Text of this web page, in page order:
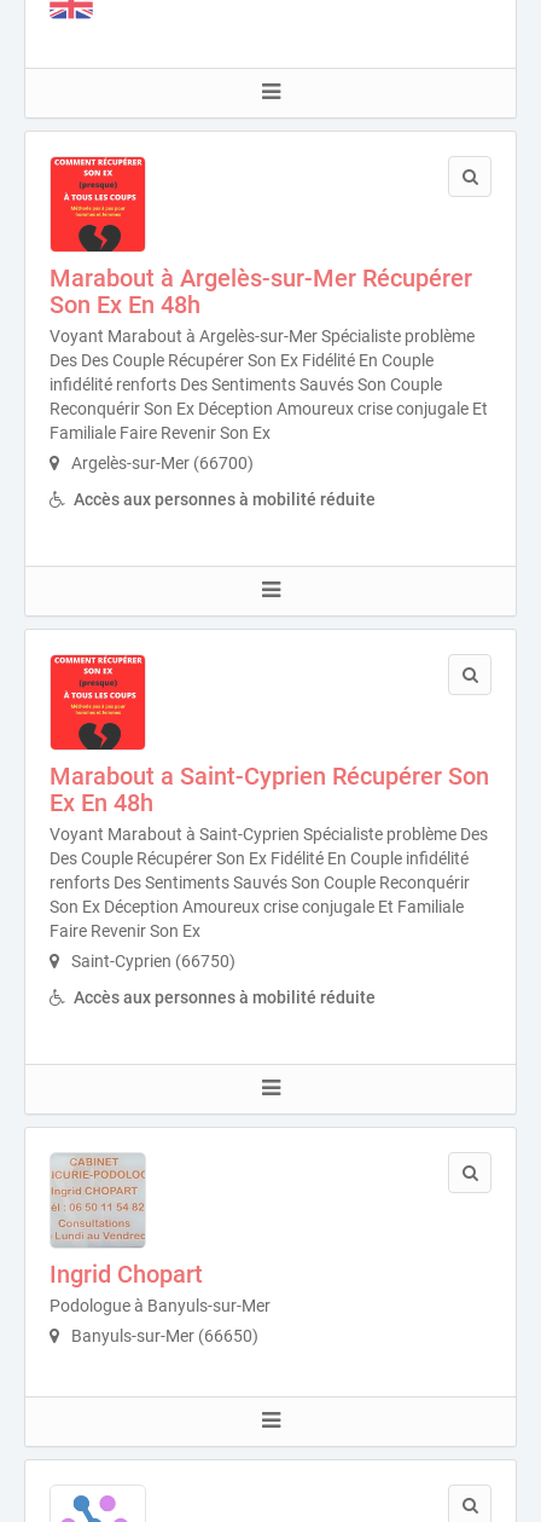
Marabout à Argelès-sur-Mer Récupérer
Son Ex En 48h
Voyant Marabout à Argelès-sur-Mer Spécialiste problème
Des Des Couple Récupérer Son Ex Fidélité En Couple
infidélité renforts Des Sentiments Sauvés Son Couple
Reconquérir Son Ex Déception Amoureux crise conjugale Et
Familiale Faire Revenir Son Ex
Argelès-sur-Mer (66700)
Accès aux personnes à mobilité réduite
Marabout a Saint-Cyprien Récupérer Son
Ex En 48h
Voyant Marabout à Saint-Cyprien Spécialiste problème Des
Des Couple Récupérer Son Ex Fidélité En Couple infidélité
renforts Des Sentiments Sauvés Son Couple Reconquérir
Son Ex Déception Amoureux crise conjugale Et Familiale
Faire Revenir Son Ex
Saint-Cyprien (66750)
Accès aux personnes à mobilité réduite
Ingrid Chopart
Podologue à Banyuls-sur-Mer
Banyuls-sur-Mer (66650)